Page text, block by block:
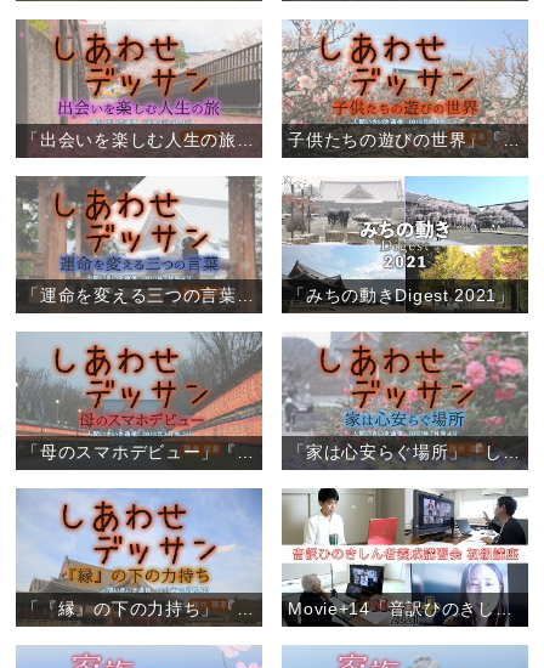
子供たちの遊びの世界」『しあわせデッサン』（5）
「運命を変える三つの言葉」『しあわせデッサン』（4） 「みちの動きDigest 2021」
「母のスマホデビュー」『しあわせデッサン』（3） 「家は心安らぐ場所」『しあわせデッサン』（2）
Movie+14「音訳ひのきしん者養成講習会 初級講座（オンライン）」